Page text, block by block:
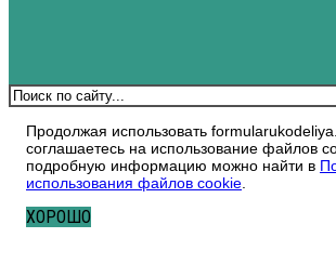
Поиск
Продолжая использовать
соглашаетесь на использование файлов
подробную информацию можно найти в
использования файлов cookie
ХОРОШО